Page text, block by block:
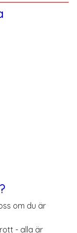
om du är
- alla är